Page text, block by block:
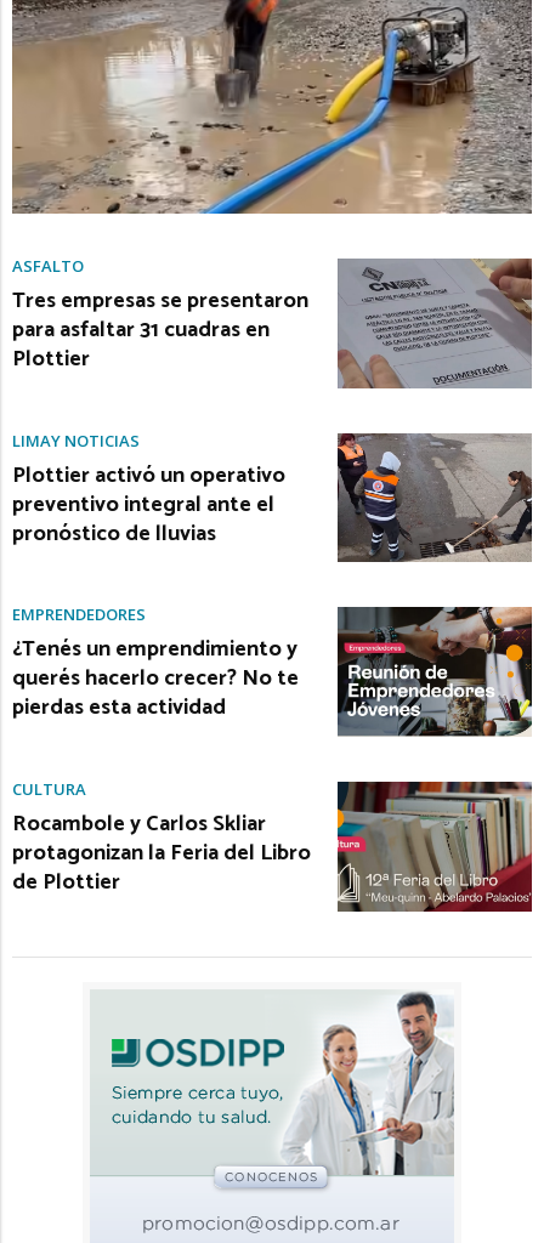
ASFALTO
Tres empresas se presentaron
para asfaltar 31 cuadras en
Plottier
LIMAY NOTICIAS
Plottier activó un operativo
preventivo integral ante el
pronóstico de lluvias
EMPRENDEDORES
¿Tenés un emprendimiento y
querés hacerlo crecer? No te
pierdas esta actividad
CULTURA
Rocambole y Carlos Skliar
protagonizan la Feria del Libro
de Plottier